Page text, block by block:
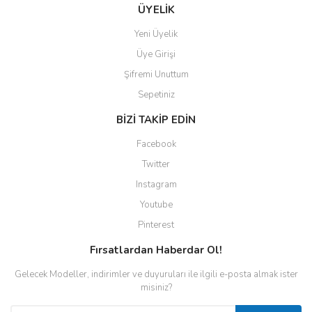
ÜYELİK
Yeni Üyelik
Üye Girişi
Şifremi Unuttum
Sepetiniz
BİZİ TAKİP EDİN
Facebook
Twitter
Instagram
Youtube
Pinterest
Fırsatlardan Haberdar Ol!
Gelecek Modeller, indirimler ve duyuruları ile ilgili e-posta almak ister
misiniz?